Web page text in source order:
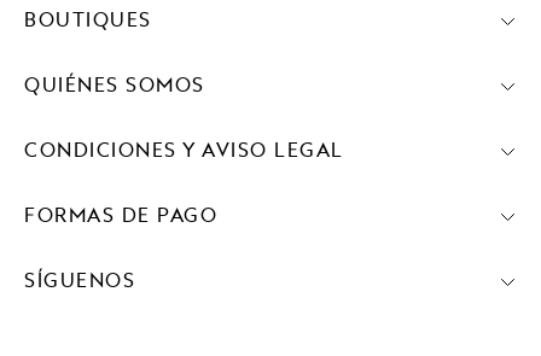
FORMAS DE PAGO
SÍGUENOS
BOUTIQUES
QUIÉNES SOMOS
CONDICIONES Y AVISO LEGAL